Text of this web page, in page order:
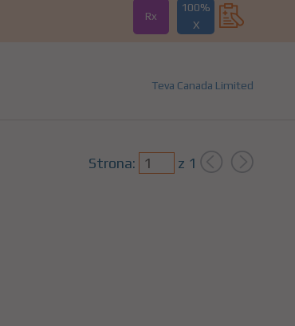
Rx
100%
X
Teva Canada Limited
Strona: z 1